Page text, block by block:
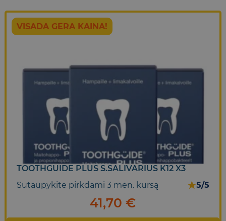
VISADA GERA KAINA!
TOOTHGUIDE PLUS S.SALIVARIUS K12 X3
Sutaupykite pirkdami 3 mėn. kursą
★5/5
41,70€